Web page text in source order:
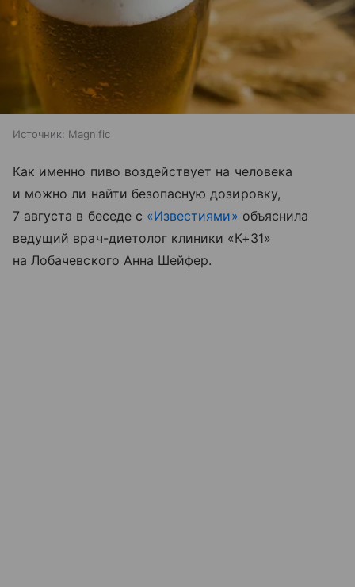
Источник: Magnific
Как именно пиво воздействует на человека
и можно ли найти безопасную дозировку,
7 августа в беседе с «Известиями» объяснила
ведущий врач-диетолог клиники «К+31»
на Лобачевского Анна Шейфер.